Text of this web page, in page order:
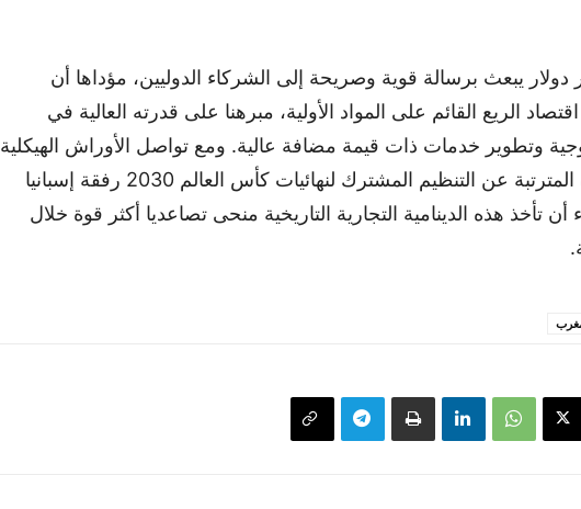
سقف 82 مليار دولار يبعث برسالة قوية وصريحة إلى الشركاء الدوليين، مؤداها أن
الريع القائم على المواد الأولية، مبرهنا على قدرته العالية في
وتطوير خدمات ذات قيمة مضافة عالية. ومع تواصل الأوراش الهيكلية
الكبرى والآفاق الواعدة المترتبة عن التنظيم المشترك لنهائيات كأس العالم 2030 رفقة إسبانيا
أن تأخذ هذه الدينامية التجارية التاريخية منحى تصاعديا أكثر قوة خلال